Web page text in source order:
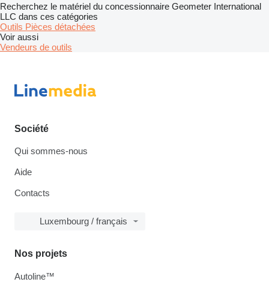
Recherchez le matériel du concessionnaire Geometer International
LLC dans ces catégories
Outils Pièces détachées
Voir aussi
Vendeurs de outils
Société
Qui sommes-nous
Aide
Contacts
Luxembourg / français
Nos projets
Autoline™